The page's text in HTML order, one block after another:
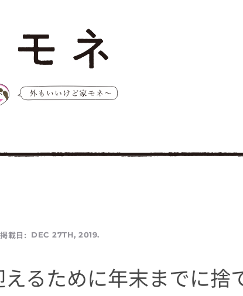
掲載日: DEC 27TH, 2019.
るために年末までに捨